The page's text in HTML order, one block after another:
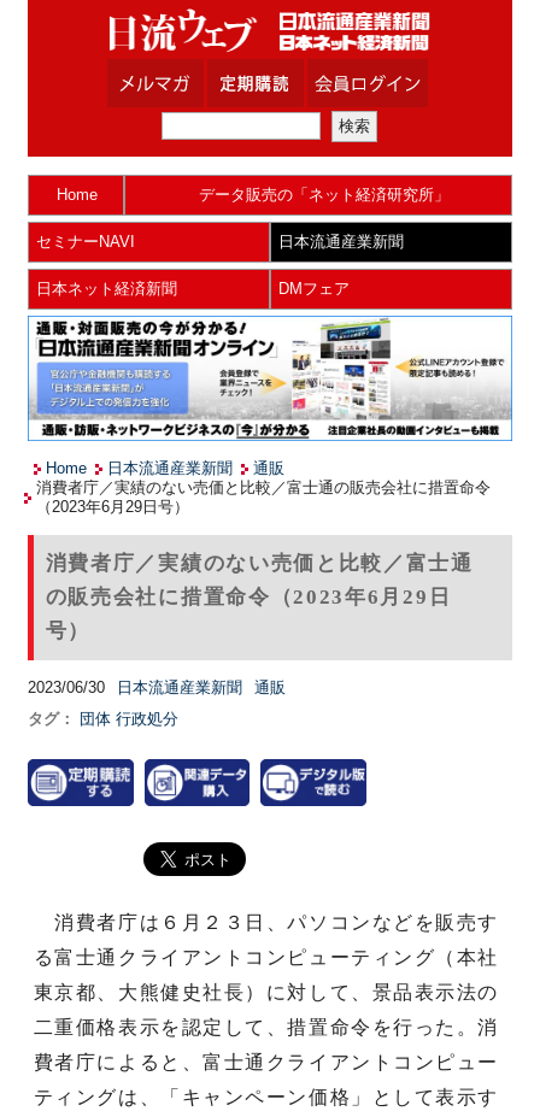
Home データ販売の「ネット経済研究所」
セミナーNAVI 日本流通産業新聞
日本ネット経済新聞 DMフェア
Home 日本流通産業新聞
通販
消費者庁／実績のない売価と比較／富士通の販売会社に措置命令
（2023年6月29日号）
消費者庁／実績のない売価と比較／富士通
の販売会社に措置命令（2023年6月29日
号）
2023/06/30 日本流通産業新聞
通販
タグ：
団体 行政処分
消費者庁は６月２３日、パソコンなどを販売す
る富士通クライアントコンピューティング（本社
東京都、大熊健史社長）に対して、景品表示法の
二重価格表示を認定して、措置命令を行った。消
費者庁によると、富士通クライアントコンピュー
ティングは、「キャンペーン価格」として表示す